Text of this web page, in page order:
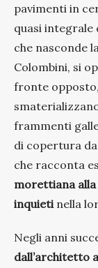
pavimenti in
quasi integrale
che nasconde
Colombini, si
fronte
frammenti
di copertura
che racconta
morettiana
inquieti nella
Negli anni
dall’architetto